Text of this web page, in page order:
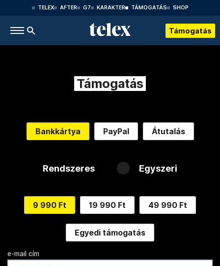
TELEX AFTER G7 KARAKTER TÁMOGATÁS SHOP
Támogatás
Támogatás
Bankkártya PayPal Átutalás
Rendszeres Egyszeri
9 990 Ft 19 990 Ft 49 990 Ft
Egyedi támogatás
e-mail cím